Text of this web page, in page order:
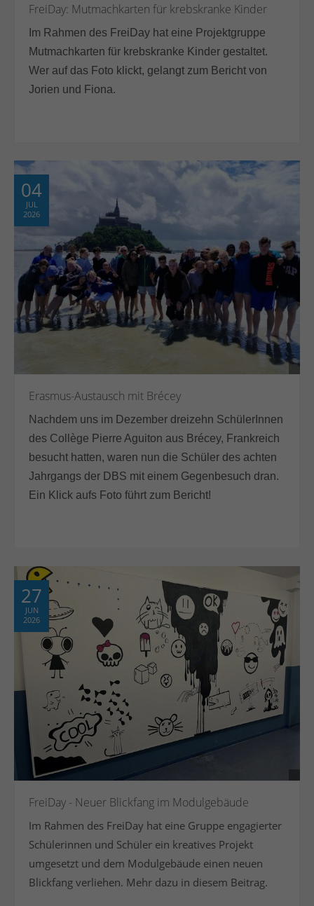
FreiDay: Mutmachkarten für krebskranke Kinder
Im Rahmen des FreiDay hat eine Projektgruppe
Mutmachkarten für krebskranke Kinder gestaltet.
Wer auf das Foto klickt, gelangt zum Bericht von
Jorien und Fiona.
04
JUL
2026
Erasmus-Austausch mit Brécey
Nachdem uns im Dezember dreizehn SchülerInnen
des Collège Pierre Aguiton aus Brécey, Frankreich
besucht hatten, waren nun die Schüler des achten
Jahrgangs der DBS mit einem Gegenbesuch dran.
Ein Klick aufs Foto führt zum Bericht!
27
JUN
2026
FreiDay - Neuer Blickfang im Modulgebäude
Im Rahmen des FreiDay hat eine Gruppe engagierter
Schülerinnen und Schüler ein kreatives Projekt
umgesetzt und dem Modulgebäude einen neuen
Blickfang verliehen. Mehr dazu in diesem Beitrag.